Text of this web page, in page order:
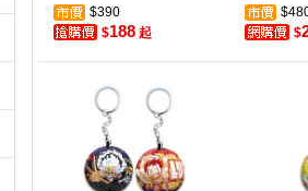
$390
$188起
$